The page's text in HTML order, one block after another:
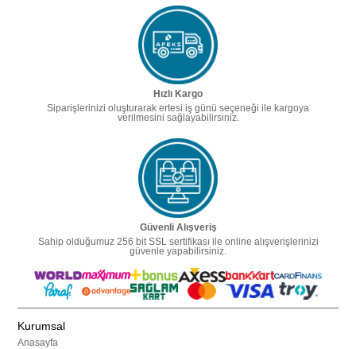
Hızlı Kargo
Siparişlerinizi oluşturarak ertesi iş günü seçeneği ile kargoya
verilmesini sağlayabilirsiniz.
Güvenli Alışveriş
Sahip olduğumuz 256 bit SSL sertifikası ile online alışverişlerinizi
güvenle yapabilirsiniz.
Kurumsal
Anasayfa